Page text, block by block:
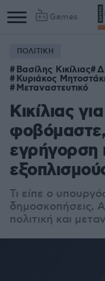
Games
ΠΟΛΙΤΙΚΗ
Βασίλης Κικίλιας
Κυριάκος
Μεταναστευτικό
Κικίλιας
εγρήγορση
Τι είπε ο
δημοσκοπήσεις,
πολιτική και